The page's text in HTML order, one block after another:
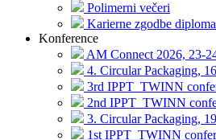
Polimerni večeri
Karierne zgodbe
Konference
AM Connect 2026, 23-
4. Circular Packaging,
3rd IPPT_TWINN
2nd IPPT_TWINN
3. Circular Packaging,
1st IPPT_TWINN